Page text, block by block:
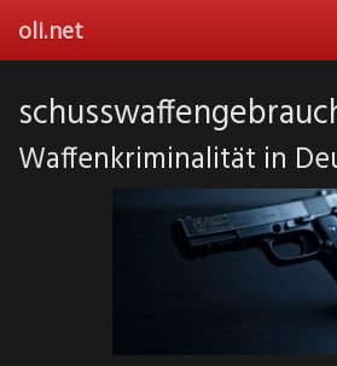
main
oli.net
Waffenkriminalität in